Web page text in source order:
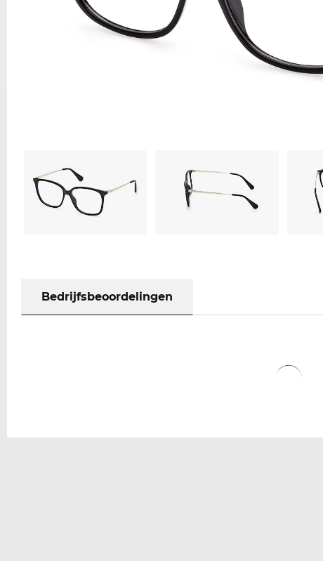
Bedrijfsbeoordelingen